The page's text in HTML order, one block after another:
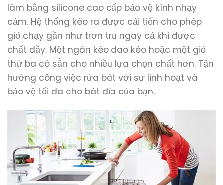
làm bằng silicone cao cấp bảo vệ kính nhạy
cảm. Hệ thống kéo ra được cải tiến cho phép
giỏ chạy gần như trơn tru ngay cả khi được
chất đầy. Một ngăn kéo dao kéo hoặc một giỏ
thứ ba có sẵn cho nhiều lựa chọn chất hơn. Tận
hưởng công việc rửa bát với sự linh hoạt và
bảo vệ tối đa cho bát đĩa của bạn.